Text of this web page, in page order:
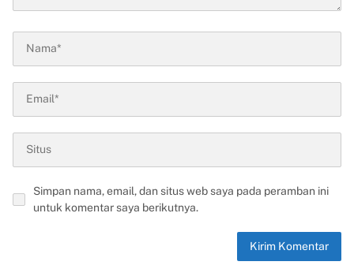
Simpan nama, email, dan situs web saya pada peramban ini
untuk komentar saya berikutnya.